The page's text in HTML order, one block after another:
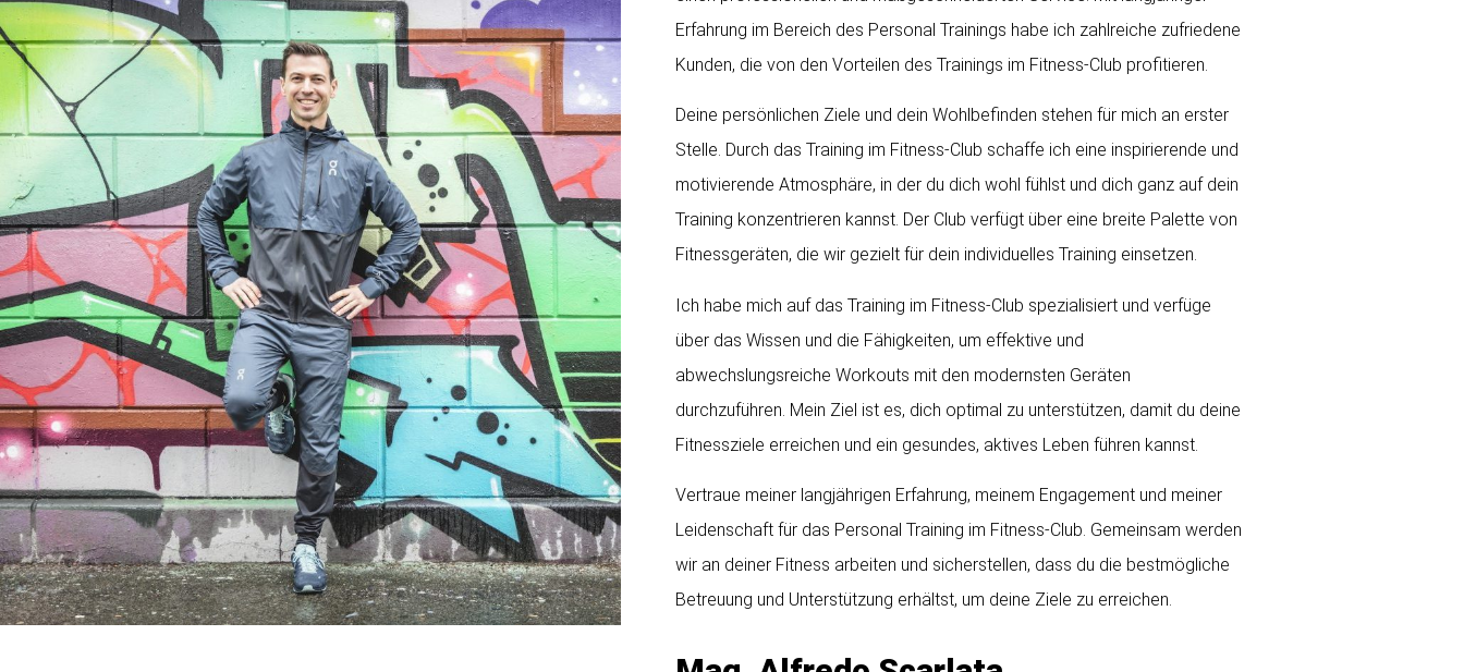
Erfahrung im Bereich des Personal Trainings habe ich zahlreiche zufriedene
Kunden, die von den Vorteilen des Trainings im Fitness-Club profitieren.
Deine persönlichen Ziele und dein Wohlbefinden stehen für mich an erster
Stelle. Durch das Training im Fitness-Club schaffe ich eine inspirierende und
motivierende Atmosphäre, in der du dich wohl fühlst und dich ganz auf dein
Training konzentrieren kannst. Der Club verfügt über eine breite Palette von
Fitnessgeräten, die wir gezielt für dein individuelles Training einsetzen.
Ich habe mich auf das Training im Fitness-Club spezialisiert und verfüge
über das Wissen und die Fähigkeiten, um effektive und
abwechslungsreiche Workouts mit den modernsten Geräten
durchzuführen. Mein Ziel ist es, dich optimal zu unterstützen, damit du deine
Fitnessziele erreichen und ein gesundes, aktives Leben führen kannst.
Vertraue meiner langjährigen Erfahrung, meinem Engagement und meiner
Leidenschaft für das Personal Training im Fitness-Club. Gemeinsam werden
wir an deiner Fitness arbeiten und sicherstellen, dass du die bestmögliche
Betreuung und Unterstützung erhältst, um deine Ziele zu erreichen.